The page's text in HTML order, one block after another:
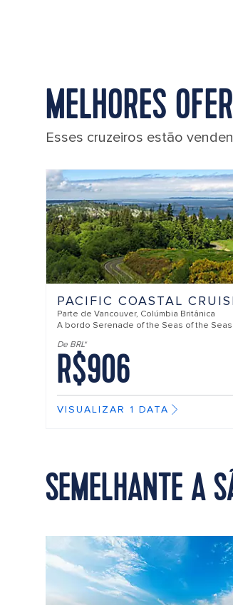
MELHORES
Esses cruzeiros estão
PACIFIC COASTAL
Parte de Vancouver, Colúmbia Britânica
A bordo Serenade of the Seas of the Seas
De BRL*
R$906
VISUALIZAR 1 DATA
SEMELHANTE A